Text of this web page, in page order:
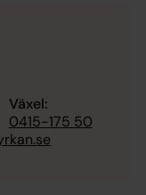
Växel:
0415-175 50